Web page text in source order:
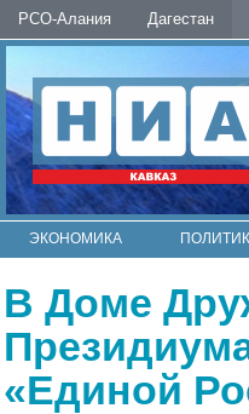
РСО-Алания Дагестан
ЭКОНОМИКА
В Доме
«Единой